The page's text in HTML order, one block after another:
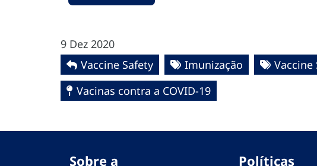
9 Dez 2020
Vaccine Safety
Imunização Vaccine
Vacinas contra a COVID-19
Sobre a Políticas